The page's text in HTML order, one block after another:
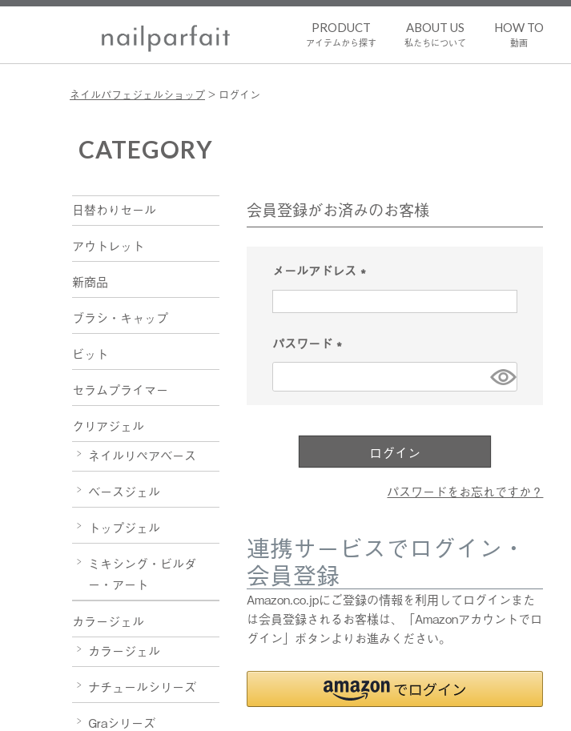
PRODUCT
アイテムから探す
ABOUT US
私たちについて
HOW TO
動画
ネイルパフェジェルショップ ログイン
CATEGORY
日替わりセール
アウトレット
新商品
ブラシ・キャップ
ビット
セラムプライマー
クリアジェル
ネイルリペアベース
ベースジェル
トップジェル
ミキシング・ビルダ
ー・アート
カラージェル
カラージェル
ナチュールシリーズ
Graシリーズ
会員登録がお済みのお客様
メールアドレス
(
必
)
パスワード
(
必
)
ログイン
パスワードをお忘れですか？
連携サービスでログイン・
会員登録
Amazon.co.jpにご登録の情報を利用してログインまた
は会員登録されるお客様は、「Amazonアカウントでロ
グイン」ボタンよりお進みください。